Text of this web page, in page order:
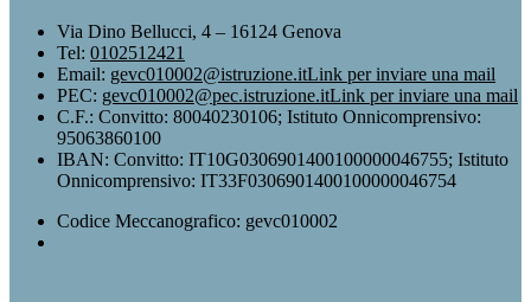
Via Dino Bellucci, 4 – 16124 Genova
Tel: 0102512421
Email: gevc010002@istruzione.itLink per inviare una mail
PEC: gevc010002@pec.istruzione.itLink per inviare una mail
C.F.: Convitto: 80040230106; Istituto Onnicomprensivo:
95063860100
IBAN: Convitto: IT10G0306901400100000046755; Istituto
Onnicomprensivo: IT33F0306901400100000046754
Codice Meccanografico: gevc010002